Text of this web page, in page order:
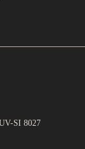
SI 8027